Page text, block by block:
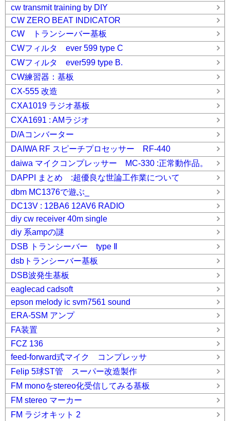
cw transmit training by DIY
CW ZERO BEAT INDICATOR
CW トランシーバー基板
CWフィルタ ever 599 type C
CWフィルタ ever599 type B.
CW練習器：基板
CX-555 改造
CXA1019 ラジオ基板
CXA1691 : AMラジオ
D/Aコンバーター
DAIWA RF スピーチプロセッサー RF-440
daiwa マイクコンプレッサー MC-330 :正常動作品。
DAPPI まとめ :超優良な世論工作業について
dbm MC1376で遊ぶ_
DC13V : 12BA6 12AV6 RADIO
diy cw receiver 40m single
diy 系ampの謎
DSB トランシーバー type Ⅱ
dsbトランシーバー基板
DSB波発生基板
eaglecad cadsoft
epson melody ic svm7561 sound
ERA-5SM アンプ
FA装置
FCZ 136
feed-forward式マイク コンプレッサ
Felip 5球ST管 スーパー改造製作
FM monoをstereo化受信してみる基板
FM stereo マーカー
FM ラジオキット 2